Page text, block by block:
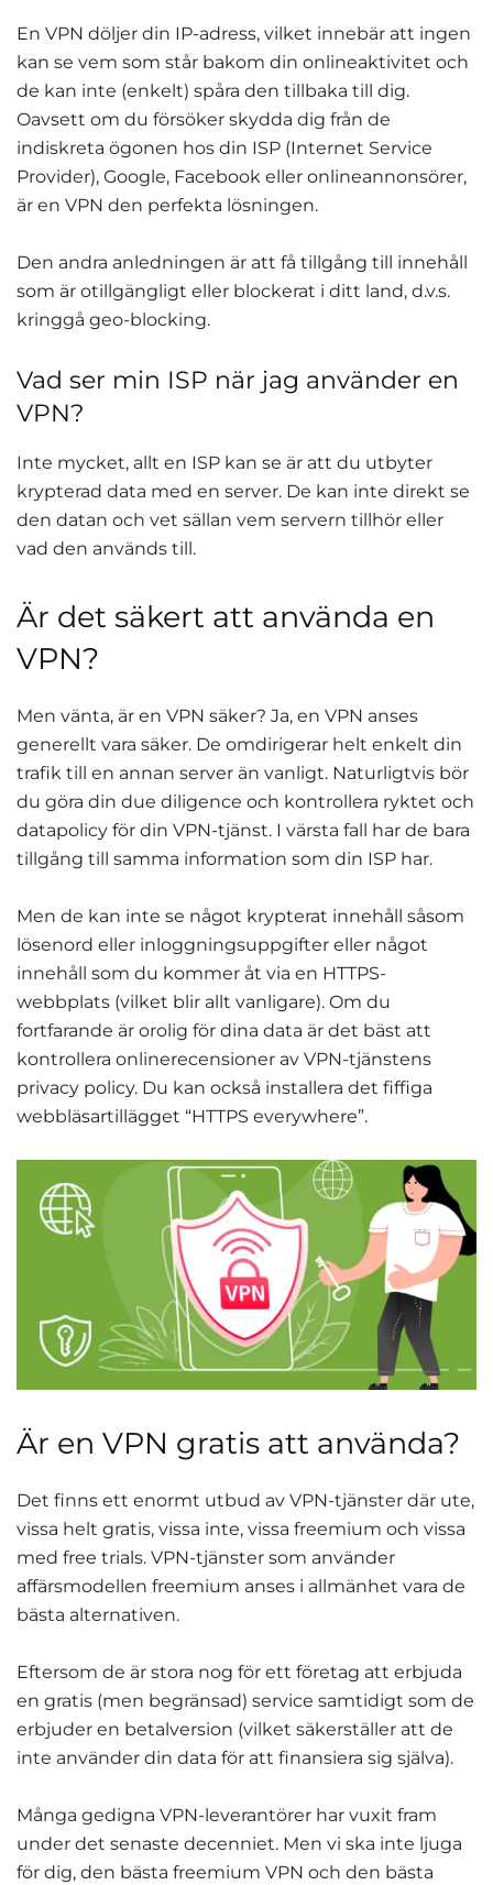
En VPN döljer din IP-adress, vilket innebär att ingen
kan se vem som står bakom din onlineaktivitet och
de kan inte (enkelt) spåra den tillbaka till dig.
Oavsett om du försöker skydda dig från de
indiskreta ögonen hos din ISP (Internet Service
Provider), Google, Facebook eller onlineannonsörer,
är en VPN den perfekta lösningen.
Den andra anledningen är att få tillgång till innehåll
som är otillgängligt eller blockerat i ditt land, d.v.s.
kringgå geo-blocking.
Vad ser min ISP när jag använder en
VPN?
Inte mycket, allt en ISP kan se är att du utbyter
krypterad data med en server. De kan inte direkt se
den datan och vet sällan vem servern tillhör eller
vad den används till.
Är det säkert att använda en
VPN?
Men vänta, är en VPN säker? Ja, en VPN anses
generellt vara säker. De omdirigerar helt enkelt din
trafik till en annan server än vanligt. Naturligtvis bör
du göra din due diligence och kontrollera ryktet och
datapolicy för din VPN-tjänst. I värsta fall har de bara
tillgång till samma information som din ISP har.
Men de kan inte se något krypterat innehåll såsom
lösenord eller inloggningsuppgifter eller något
innehåll som du kommer åt via en HTTPS-
webbplats (vilket blir allt vanligare). Om du
fortfarande är orolig för dina data är det bäst att
kontrollera onlinerecensioner av VPN-tjänstens
privacy policy. Du kan också installera det fiffiga
webbläsartillägget “HTTPS everywhere”.
Är en VPN gratis att använda?
Det finns ett enormt utbud av VPN-tjänster där ute,
vissa helt gratis, vissa inte, vissa freemium och vissa
med free trials. VPN-tjänster som använder
affärsmodellen freemium anses i allmänhet vara de
bästa alternativen.
Eftersom de är stora nog för ett företag att erbjuda
en gratis (men begränsad) service samtidigt som de
erbjuder en betalversion (vilket säkerställer att de
inte använder din data för att finansiera sig själva).
Många gedigna VPN-leverantörer har vuxit fram
under det senaste decenniet. Men vi ska inte ljuga
för dig, den bästa freemium VPN och den bästa